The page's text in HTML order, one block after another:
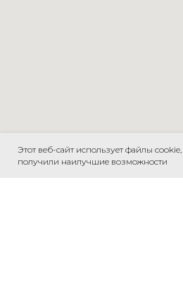
Этот веб-сайт использует файлы
получили наилучшие возможности